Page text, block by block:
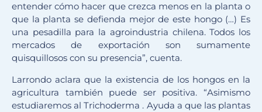
entender cómo hacer que crezca menos en la planta o
que la planta se defienda mejor de este hongo (…) Es
una pesadilla para la agroindustria chilena. Todos los
mercados de exportación son sumamente
quisquillosos con su presencia”, cuenta.
Larrondo aclara que la existencia de los hongos en la
agricultura también puede ser positiva. “Asimismo
estudiaremos al Trichoderma . Ayuda a que las plantas